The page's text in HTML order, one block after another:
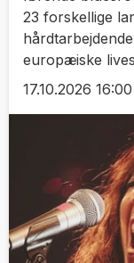
23 forskellige
europæiske
17.10.2026